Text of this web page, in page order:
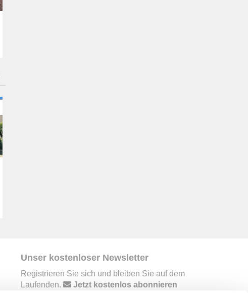
Unser kostenloser Newsletter
Registrieren Sie sich und bleiben Sie auf dem
Laufenden.
Jetzt kostenlos abonnieren